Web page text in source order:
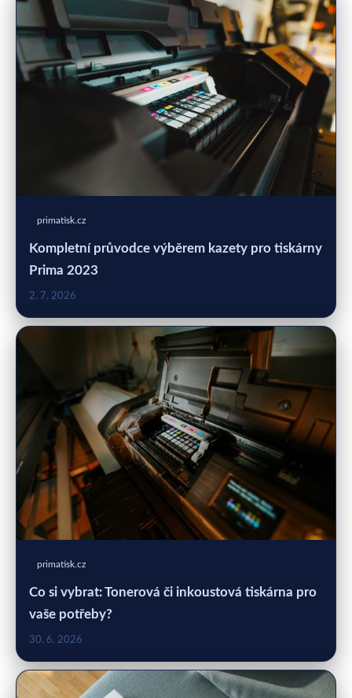
primatisk.cz
Kompletní průvodce výběrem kazety pro tiskárny
Prima 2023
2. 7. 2026
primatisk.cz
Co si vybrat: Tonerová či inkoustová tiskárna pro
vaše potřeby?
30. 6. 2026